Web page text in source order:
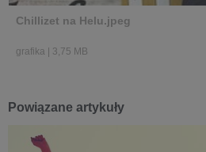
Chillizet na Helu.jpeg
grafika 3,75 MB
Powiązane artykuły